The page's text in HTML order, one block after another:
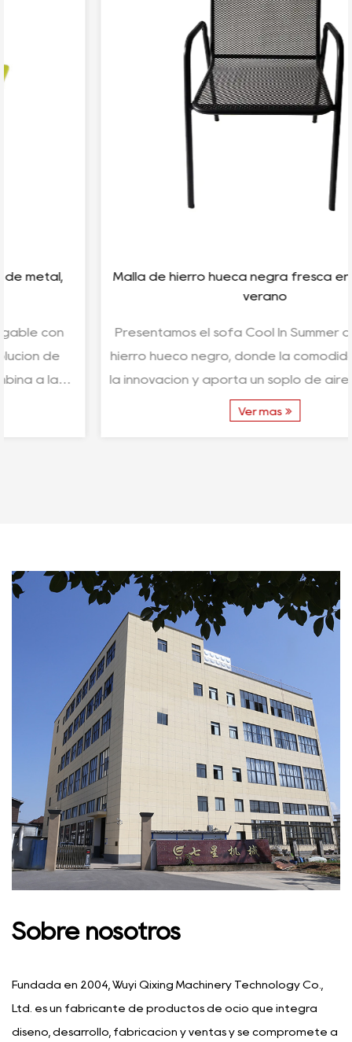
Malla de hierro hueca negra fresca en el sofá de
Presentamos el sofá Cool In Summer de malla de
hierro hueco negro, donde la comodidad se une a
la innovación y aporta un soplo de aire fresco a su
Sobre nosotros
Fundada en 2004, Wuyi Qixing Machinery Technology Co.,
Ltd. es un fabricante de productos de ocio que integra
diseño, desarrollo, fabricación y ventas y se compromete a